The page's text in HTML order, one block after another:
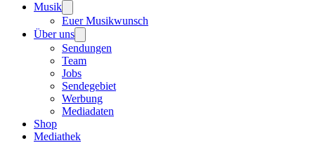
Musik
Euer Musikwunsch
Über uns
Sendungen
Team
Jobs
Sendegebiet
Werbung
Mediadaten
Shop
Mediathek